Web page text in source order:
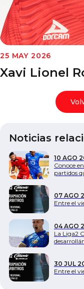
Documentos
25 MAY 2026
Xavi Lionel
Noticias
10 AGO
Conoce
partidos
07 AGO
Entre el
04 AGO
La Liga2
30 JUL
Entre el